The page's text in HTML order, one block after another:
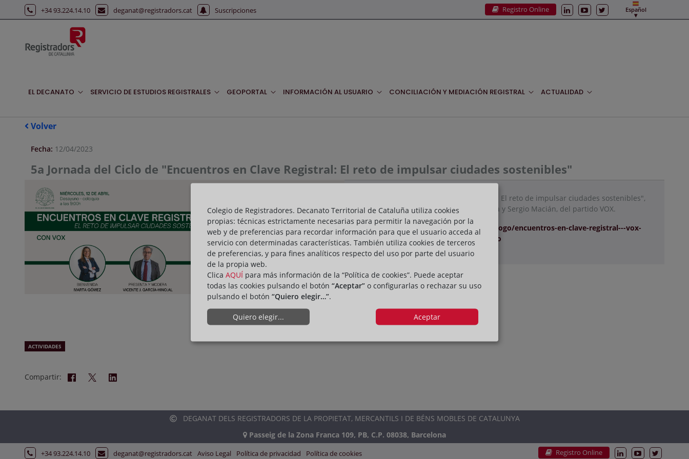
Saltar al contenido principal
+34 93.224.14.10 deganat@registradors.cat Suscripciones Registro Online Español
EL DECANATO SERVICIO DE ESTUDIOS REGISTRALES GEOPORTAL INFORMACIÓN AL USUARIO CONCILIACIÓN Y MEDIACIÓN REGISTRAL ACTUALIDAD
Volver
Fecha: 12/04/2023
5a Jornada del Ciclo de "Encuentros en Clave Registral: El reto de impulsar ciudades sostenibles"
ACTIVIDADES
Compartir:
En el ciclo de "Jornadas en Clave Registral: El reto de impulsar ciudades sostenibles",
contaremos con los ponentes, Joan Garriga y Sergio Macián, del partido VOX.
https://socios.circuloecuestre.es/es/catalogo/encuentros-en-clave-registral---vox-
encuentros-en-clave-registral---vox-nuevo
DEGANAT DELS REGISTRADORS DE LA PROPIETAT, MERCANTILS I DE BÉNS MOBLES DE CATALUNYA
Passeig de la Zona Franca 109, PB, C.P. 08038, Barcelona
+34 93.224.14.10 deganat@registradors.cat Aviso Legal Política de privacidad Política de cookies Registro Online
Colegio de Registradores. Decanato Territorial de Cataluña utiliza cookies
propias: técnicas estrictamente necesarias para permitir la navegación por la
web y de preferencias para recordar información para que el usuario acceda al
servicio con determinadas características. También utiliza cookies de terceros
de preferencias, y para fines analíticos respecto del uso por parte del usuario
de la propia web.
Clica AQUÍ para más información de la “Política de cookies”. Puede aceptar
todas las cookies pulsando el botón “Aceptar” o configurarlas o rechazar su uso
pulsando el botón “Quiero elegir…”.
Quiero elegir... Aceptar